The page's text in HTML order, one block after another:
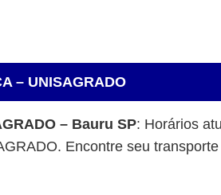
– UNISAGRADO
– Bauru SP: Horários
Encontre seu